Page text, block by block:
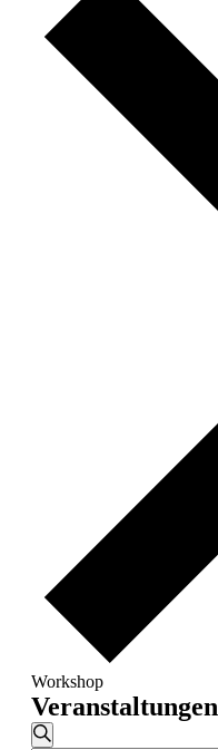
Workshop
Veranstaltungen
Veranstaltungen